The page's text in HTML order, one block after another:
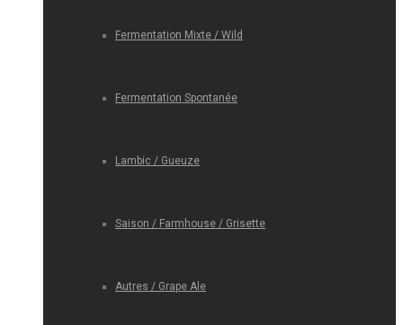
Fermentation Mixte / Wild
Fermentation Spontanée
Lambic / Gueuze
Saison / Farmhouse / Grisette
Autres / Grape Ale